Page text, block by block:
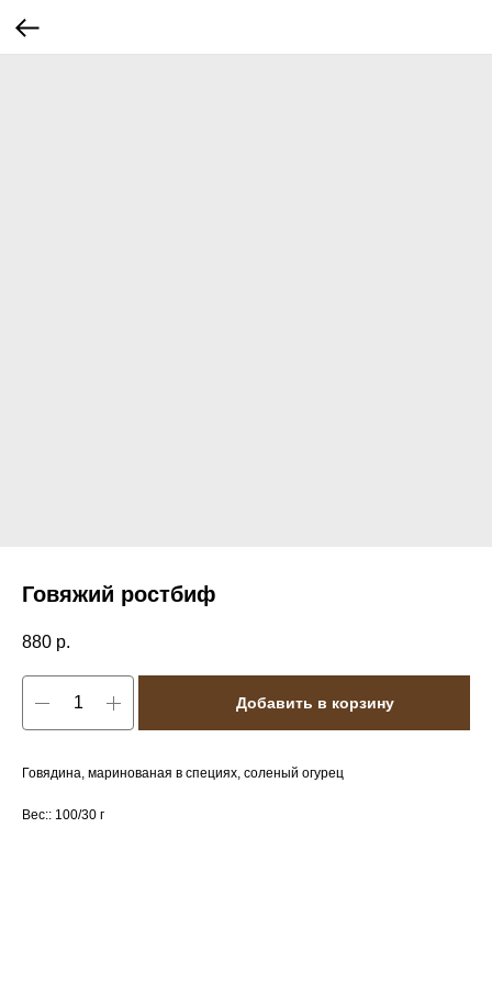
Говяжий ростбиф
880 р.
Добавить в корзину
Говядина, маринованая в специях, соленый огурец
Вес:: 100/30 г